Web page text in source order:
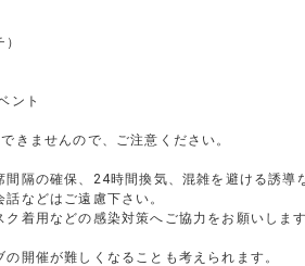
ント
きませんので、ご注意ください。
隔の確保、24時間換気、混雑を避ける誘導
などはご遠慮下さい。
着用などの感染対策へご協力をお願いします
開催が難しくなることも考えられます。